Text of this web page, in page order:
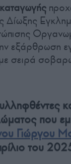
Δίωξης
εξάρθρωση
σειρά
που
Γιώργου
του